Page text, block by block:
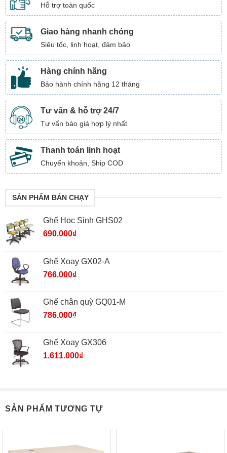
Hỗ trợ toàn quốc
Giao hàng nhanh chóng
Siêu tốc, linh hoạt, đảm bảo
Hàng chính hãng
Bảo hành chính hãng 12 tháng
Tư vấn & hỗ trợ 24/7
Tư vấn báo giá hợp lý nhất
Thanh toán linh hoạt
Chuyển khoản, Ship COD
SẢN PHẨM BÁN CHẠY
Ghế Học Sinh GHS02
690.000₫
Ghế Xoay GX02-A
766.000₫
Ghế chân quỳ GQ01-M
786.000₫
Ghế Xoay GX306
1.611.000₫
SẢN PHẨM TƯƠNG TỰ